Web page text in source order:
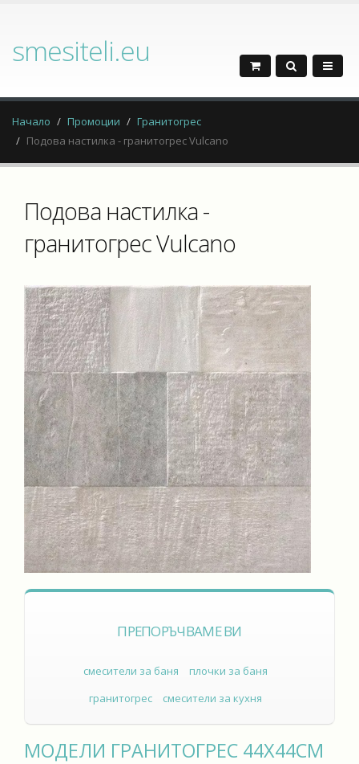
smesiteli.eu
Начало Промоции
Гранитогрес
Подова настилка - гранитогрес Vulcano
Подова настилка -
гранитогрес Vulcano
ПРЕПОРЪЧВАМЕ ВИ
смесители за баня
плочки за баня
гранитогрес
смесители за кухня
МОДЕЛИ ГРАНИТОГРЕС 44X44СМ